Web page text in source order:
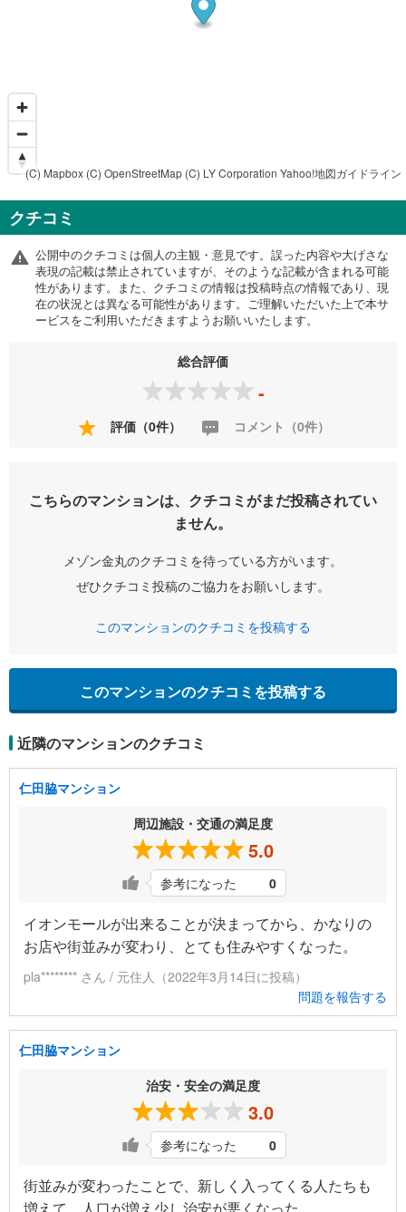
(C) Mapbox (C) OpenStreetMap (C) LY Corporation Yahoo!地図ガイドライン
クチコミ
公開中のクチコミは個人の主観・意見です。誤った内容や大げさな
表現の記載は禁止されていますが、そのような記載が含まれる可能
性があります。また、クチコミの情報は投稿時点の情報であり、現
在の状況とは異なる可能性があります。ご理解いただいた上で本サ
ービスをご利用いただきますようお願いいたします。
総合評価
-
評価（0件） コメント（0件）
こちらのマンションは、クチコミがまだ投稿されてい
ません。
メゾン金丸のクチコミを待っている方がいます。
ぜひクチコミ投稿のご協力をお願いします。
このマンションのクチコミを投稿する
このマンションのクチコミを投稿する
近隣のマンションのクチコミ
仁田脇マンション
周辺施設・交通の満足度
5.0
参考になった 0
イオンモールが出来ることが決まってから、かなりの
お店や街並みが変わり、とても住みやすくなった。
pla******** さん / 元住人（2022年3月14日に投稿）
問題を報告する
仁田脇マンション
治安・安全の満足度
3.0
参考になった 0
街並みが変わったことで、新しく入ってくる人たちも